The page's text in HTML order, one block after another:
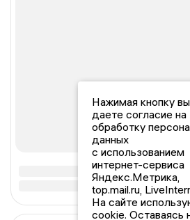
Нажимая кнопку вы
даете согласие на
обработку
данных
с использованием
интернет-сервиса
Яндекс.Метрика,
top.mail.ru,
На сайте
cookie. Оставаясь